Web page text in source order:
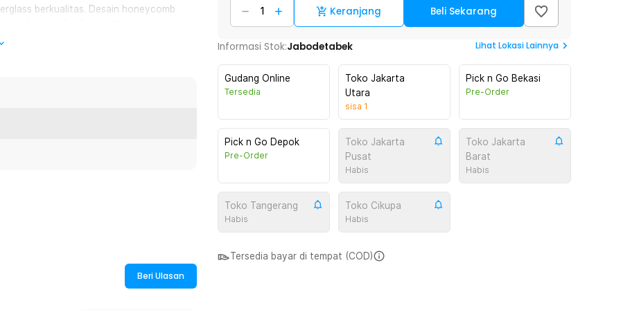
berkualitas. Desain honeycomb
anti slip. Inilah yang membuat raket
Beri Ulasan
Keranjang Beli Sekarang
Informasi Stok:Jabodetabek Lihat Lokasi Lainnya
Gudang Online
Tersedia
Toko Jakarta
Utara
sisa 1
Pick n Go Bekasi
Pre-Order
Pick n Go Depok
Pre-Order
Toko Jakarta
Pusat
Habis
Toko Jakarta
Barat
Habis
Toko Tangerang
Habis
Toko Cikupa
Habis
Tersedia bayar di tempat (COD)